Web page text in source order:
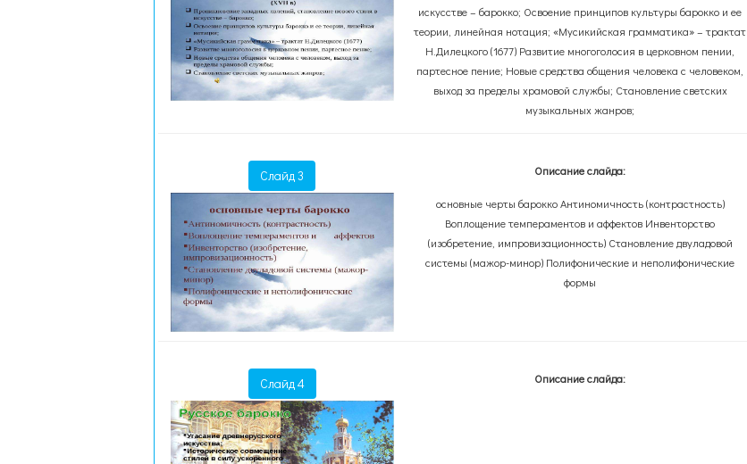
искусстве – барокко; Освоение принципов культуры барокко и ее
теории, линейная нотация; «Мусикийская грамматика» – трактат
Н.Дилецкого (1677) Развитие многоголосия в церковном пении,
партесное пение; Новые средства общения человека с человеком,
выход за пределы храмовой службы; Становление светских
музыкальных жанров;
Слайд 3 Описание слайда:
основные черты барокко Антиномичность (контрастность)
Воплощение темпераментов и аффектов Инвенторство
(изобретение, импровизационность) Становление двуладовой
системы (мажор-минор) Полифонические и неполифонические
формы
Слайд 4 Описание слайда: